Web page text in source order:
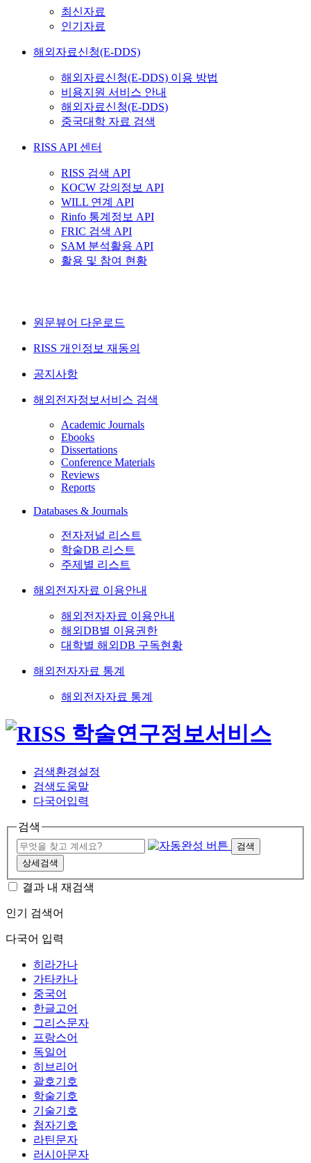
최신자료
인기자료
해외자료신청(E-DDS)
해외자료신청(E-DDS) 이용 방법
비용지원 서비스 안내
해외자료신청(E-DDS)
중국대학 자료 검색
RISS API 센터
RISS 검색 API
KOCW 강의정보 API
WILL 연계 API
Rinfo 통계정보 API
FRIC 검색 API
SAM 분석활용 API
활용 및 참여 현황
원문뷰어 다운로드
RISS 개인정보 재동의
공지사항
해외전자정보서비스 검색
Academic Journals
Ebooks
Dissertations
Conference Materials
Reviews
Reports
Databases & Journals
전자저널 리스트
학술DB 리스트
주제별 리스트
해외전자자료 이용안내
해외전자자료 이용안내
해외DB별 이용권한
대학별 해외DB 구독현황
해외전자자료 통계
해외전자자료 통계
검색환경설정
검색도움말
다국어입력
검색
검색
상세검색
결과 내 재검색
인기 검색어
다국어 입력
히라가나
가타카나
중국어
한글고어
그리스문자
프랑스어
독일어
히브리어
괄호기호
학술기호
기술기호
첨자기호
라틴문자
러시아문자